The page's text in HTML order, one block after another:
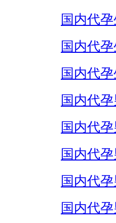
国内代
国内代
国内代
国内代
国内代
国内代
国内代
国内代